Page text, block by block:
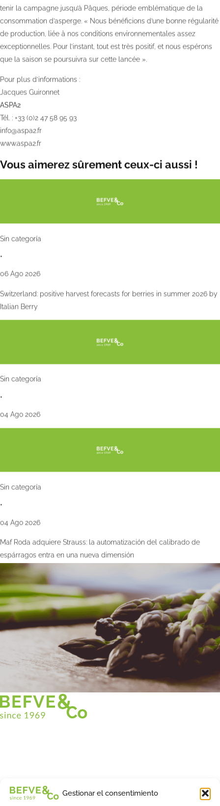
Gestionar el consentimiento
tenir la campagne jusqu’à Pâques, période emblématique de la
consommation d’asperge. « Nous bénéficions d’une bonne régularité
de production, liée à nos conditions environnementales assez
exceptionnelles. Pour l’instant, tout est très positif, et nous espérons
que la saison se poursuivra sur cette lancée ».
Pour plus d’informations :
Jacques Guironnet
ASPA2
Tél. : +33 (0)2 47 58 95 93
info@aspa2.fr
www.aspa2.fr
Vous aimerez sûrement ceux-ci aussi !
Sin categoría
•
06 Ago 2026
Switzerland: positive harvest forecasts for berries in summer 2026 by
Italian Berry
Sin categoría
•
04 Ago 2026
Sin categoría
•
04 Ago 2026
Maf Roda adquiere Strauss: la automatización del calibrado de
espárragos entra en una nueva dimensión
Befve & Co